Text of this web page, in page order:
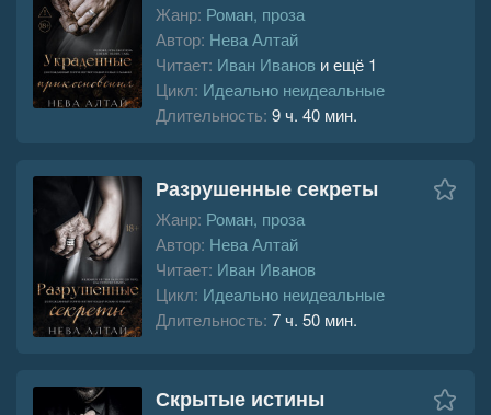
Жанр: Роман, проза
Автор: Нева Алтай
Читает: Иван Иванов и ещё 1
Цикл: Идеально неидеальные
Длительность: 9 ч. 40 мин.
Разрушенные секреты
Жанр: Роман, проза
Автор: Нева Алтай
Читает: Иван Иванов
Цикл: Идеально неидеальные
Длительность: 7 ч. 50 мин.
Скрытые истины